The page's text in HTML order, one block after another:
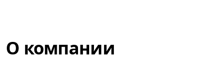
О компании